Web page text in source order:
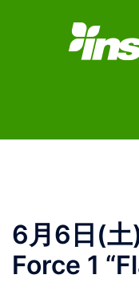
6月6日(
Force 1